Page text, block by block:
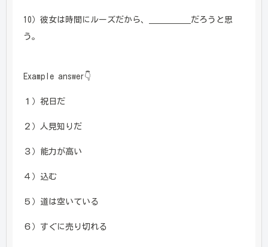
10）彼女は時間にルーズだから、＿＿＿＿＿だろうと思
う。
Example answer👇
１）祝日だ
２）人見知りだ
３）能力が高い
４）込む
５）道は空いている
６）すぐに売り切れる